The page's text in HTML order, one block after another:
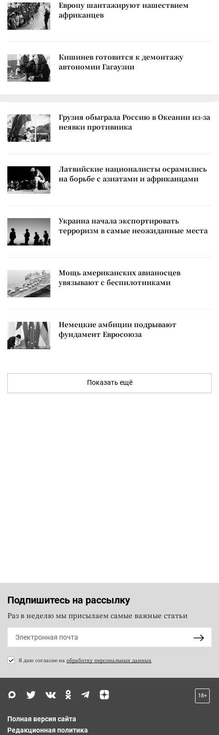
Европу шантажируют нашествием
африканцев
Кишинев готовится к демонтажу
автономии Гагаузии
Грузия обыграла Россию в Океании из-за
неявки противника
Латвийские националисты осрамились
на борьбе с азиатами и африканцами
Украина начала экспортировать
терроризм в самые неожиданные места
Мощь американских авианосцев
увязывают с беспилотниками
Немецкие амбиции подрывают
фундамент Евросоюза
Показать ещё
Подпишитесь на рассылку
Раз в неделю мы присылаем самые важные статьи
Я даю согласие на обработку персональных данных
18+
Полная версия сайта
Редакционная политика